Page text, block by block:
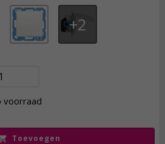
2
voorraad
Toevoegen